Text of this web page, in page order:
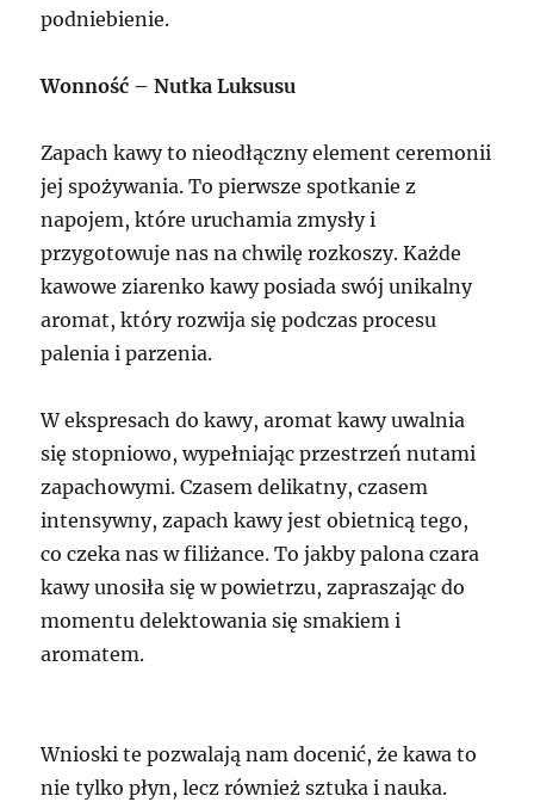
podniebienie.
Wonność – Nutka Luksusu
Zapach kawy to nieodłączny element ceremonii
jej spożywania. To pierwsze spotkanie z
napojem, które uruchamia zmysły i
przygotowuje nas na chwilę rozkoszy. Każde
kawowe ziarenko kawy posiada swój unikalny
aromat, który rozwija się podczas procesu
palenia i parzenia.
W ekspresach do kawy, aromat kawy uwalnia
się stopniowo, wypełniając przestrzeń nutami
zapachowymi. Czasem delikatny, czasem
intensywny, zapach kawy jest obietnicą tego,
co czeka nas w filiżance. To jakby palona czara
kawy unosiła się w powietrzu, zapraszając do
momentu delektowania się smakiem i
aromatem.
Wnioski te pozwalają nam docenić, że kawa to
nie tylko płyn, lecz również sztuka i nauka.